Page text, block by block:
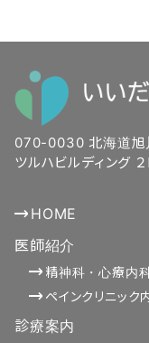
070-0030 北海道旭
ツルハビルディング ２
HOME
医師紹介
精神科・心療内
ペインクリニッ
診療案内